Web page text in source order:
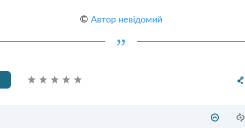
©Автор невідомий